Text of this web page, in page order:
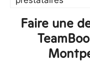
Faire une